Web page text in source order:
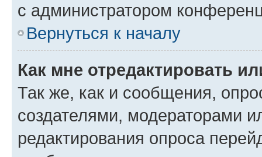
с администратором
Вернуться к началу
Как мне отредактировать
Так же, как и сообщения,
создателями, модераторами
редактирования опроса